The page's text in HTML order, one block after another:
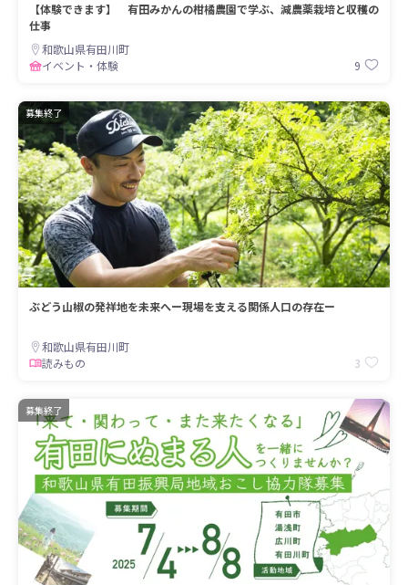
【体験できます】 有田みかんの柑橘農園で学ぶ、減農薬栽培と収穫の
仕事
和歌山県有田川町
イベント・体験
9
募集終了
ぶどう山椒の発祥地を未来へー現場を支える関係人口の存在ー
和歌山県有田川町
読みもの
3
募集終了